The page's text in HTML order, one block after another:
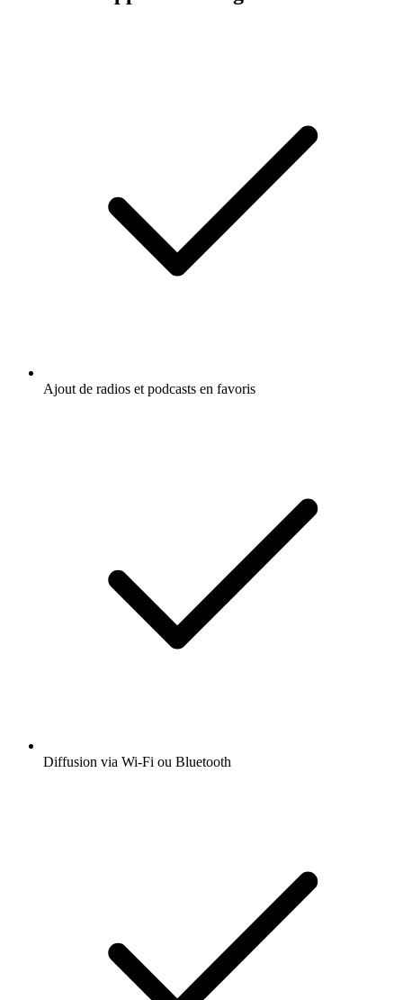
Ajout de radios et podcasts en favoris
Diffusion via Wi-Fi ou Bluetooth